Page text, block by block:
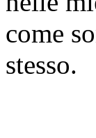
come
stesso.